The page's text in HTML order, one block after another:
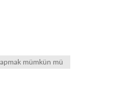
mümkün mü